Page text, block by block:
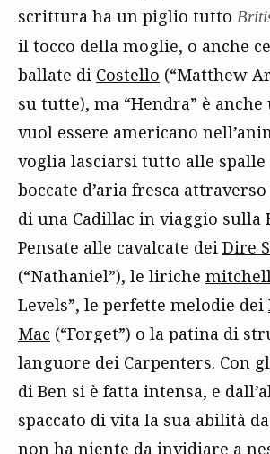
scrittura ha un piglio tutto
il tocco della moglie, o anche
ballate di Costello (“Matthew
su tutte), ma “Hendra” è anche
vuol essere americano
voglia lasciarsi tutto alle
boccate d’aria fresca
di una Cadillac in viaggio sulla
Pensate alle cavalcate dei Dire
(“Nathaniel”), le liriche
Levels”, le perfette melodie dei
Mac (“Forget”) o la patina di
languore dei Carpenters. Con
di Ben si è fatta intensa, e
spaccato di vita la sua abilità
non ha niente da invidiare a